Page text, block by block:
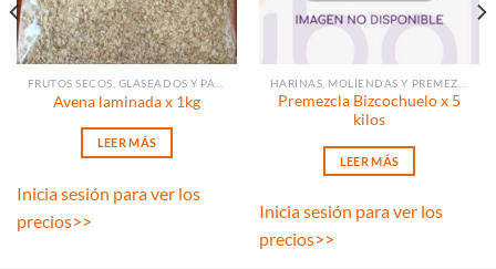
Avena laminada x 1kg
LEER MÁS
Inicia sesión para ver los
precios>>
Premezcla Bizcochuelo x 5
kilos
LEER MÁS
Inicia sesión para ver los
precios>>